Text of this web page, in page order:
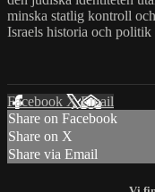
minska statlig kontroll
Israels historia och politik
Facebook XEmail
Share on Facebook
Share on X
Share via Email